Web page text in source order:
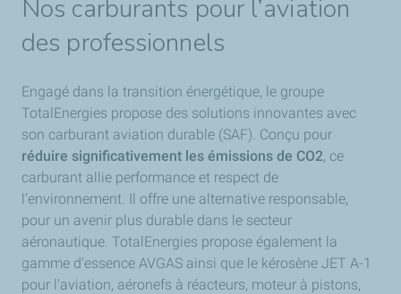
Nos carburants pour l’aviation
des professionnels
Engagé dans la transition énergétique, le groupe
TotalEnergies propose des solutions innovantes avec
son carburant aviation durable (SAF). Conçu pour
réduire significativement les émissions de CO2, ce
carburant allie performance et respect de
l’environnement. Il offre une alternative responsable,
pour un avenir plus durable dans le secteur
aéronautique. TotalEnergies propose également la
gamme d'essence AVGAS ainsi que le kérosène JET A-1
pour l'aviation, aéronefs à réacteurs, moteur à pistons,